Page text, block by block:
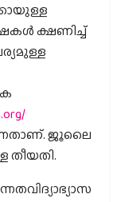
ക്ഷണിച്ച്
ജൂലൈ
തീയതി.